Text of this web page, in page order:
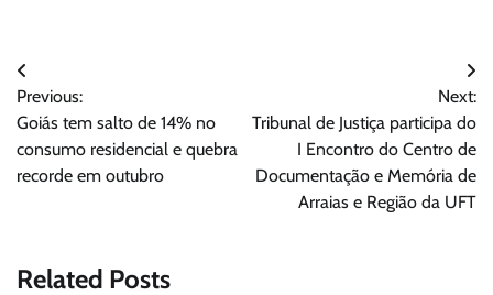
Navegação
de
Post
Previous:
Goiás tem salto de 14% no
consumo residencial e quebra
recorde em outubro
Next:
Tribunal de Justiça participa do
I Encontro do Centro de
Documentação e Memória de
Arraias e Região da UFT
Related Posts